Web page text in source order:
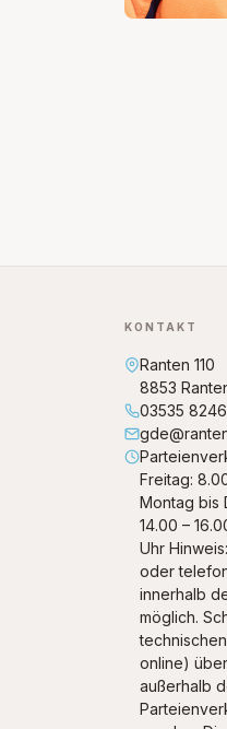
KONTAKT
Ranten 110
8853
03535 8246
Freitag:
Montag bis
14.00 –
Uhr
oder
innerhalb
möglich.
technischen
online)
außerhalb